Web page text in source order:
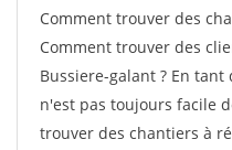
Comment trouver des
Comment trouver des
Bussiere-galant ? En
n'est pas toujours facile
trouver des chantiers à